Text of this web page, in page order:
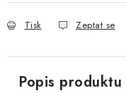
Tisk Zeptat se
Popis produktu